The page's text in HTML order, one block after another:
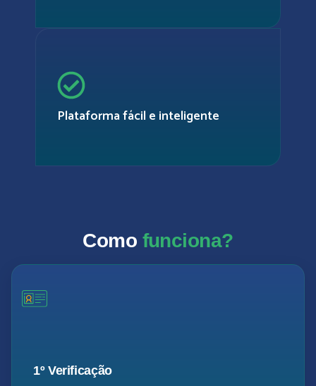
Plataforma fácil e inteligente
Como funciona?
1º Verificação